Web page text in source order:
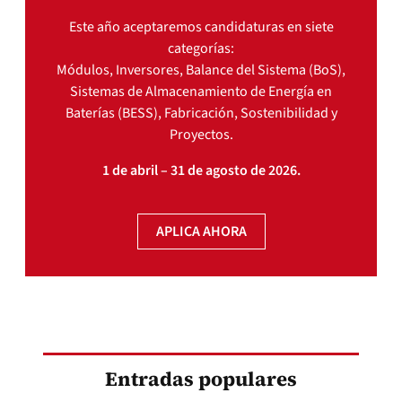
Este año aceptaremos candidaturas en siete
categorías:
Módulos, Inversores, Balance del Sistema (BoS),
Sistemas de Almacenamiento de Energía en
Baterías (BESS), Fabricación, Sostenibilidad y
Proyectos.
1 de abril – 31 de agosto de 2026.
APLICA AHORA
Entradas populares